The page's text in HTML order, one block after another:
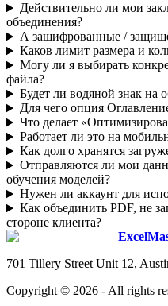
Действительно ли мои
объединения?
А зашифрованные /
Каков лимит размера и
Могу ли я выбирать
файла?
Будет ли водяной знак на
Для чего опция
Что делает
Работает ли это на
Как долго хранятся
Отправляются ли мои
обучения моделей?
Нужен ли аккаунт для
Как объединить PDF, не
стороне клиента?
701 Tillery Street Unit 12,
Copyright © 2026 - All rights